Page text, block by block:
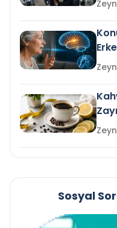
mi?
Sosyal